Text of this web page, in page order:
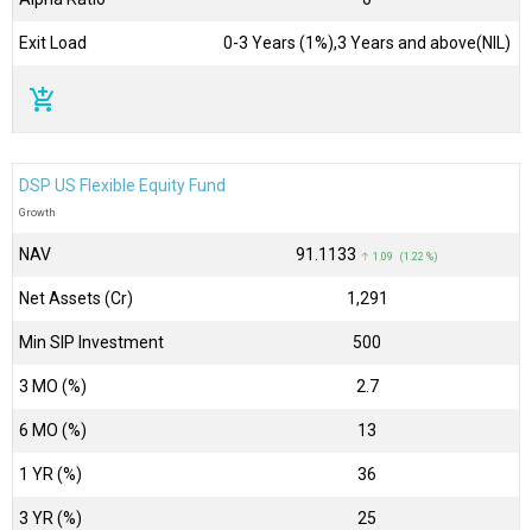
Exit Load 0-3 Years (1%),3 Years and above(NIL)
add_shopping_cart
DSP US Flexible Equity Fund
Growth
NAV ₹91.1133 ↑ 1.09 (1.22 %)
Net Assets (Cr) ₹1,291
Min SIP Investment 500
3 MO (%) 2.7
6 MO (%) 13
1 YR (%) 36
3 YR (%) 25